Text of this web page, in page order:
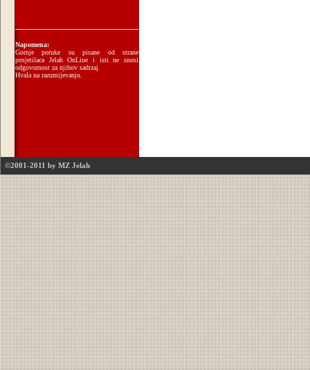
Napomena:
Gornje poruke su pisane od strane
posjetilaca Jelah OnLine i isti ne snosi
odgovornost za njihov sadrzaj.
Hvala na razumijevanju.
©2001-2011 by MZ Jelah